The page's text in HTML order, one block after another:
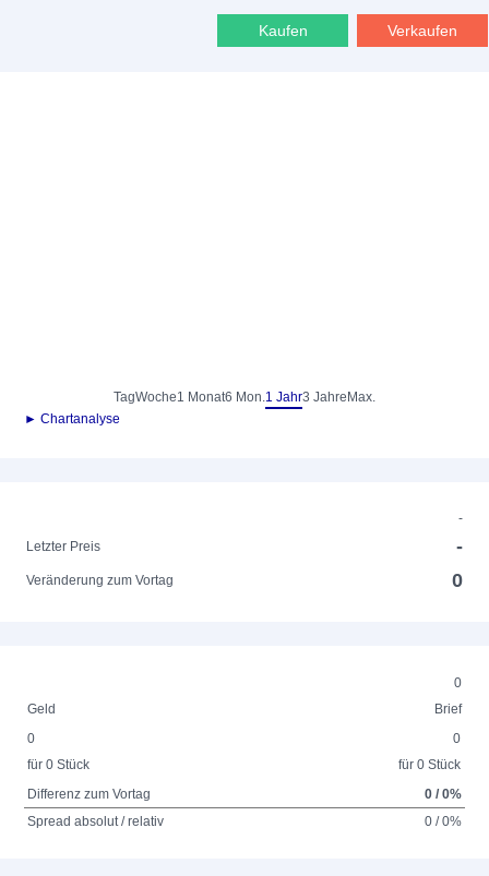
Kaufen Verkaufen
TagWoche1 Monat6 Mon.1 Jahr3 Jahre Max.
► Chartanalyse
-
Letzter Preis
-
Veränderung zum Vortag 0
0
Geld
Brief
0
für 0 Stück
0
für 0 Stück
Differenz zum Vortag
0 / 0%
Spread absolut / relativ
0 / 0%